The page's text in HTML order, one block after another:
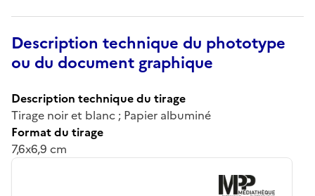
Description technique du phototype
ou du document graphique
Description technique du tirage
Tirage noir et blanc ; Papier albuminé
Format du tirage
7,6x6,9 cm